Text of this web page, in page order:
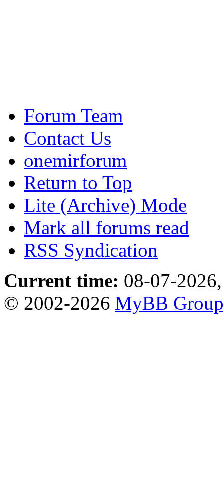
Forum Team
Contact Us
onemirforum
Return to Top
Lite (Archive) Mode
Mark all forums read
RSS Syndication
Current time: 08-07-
© 2002-2026 MyBB Group